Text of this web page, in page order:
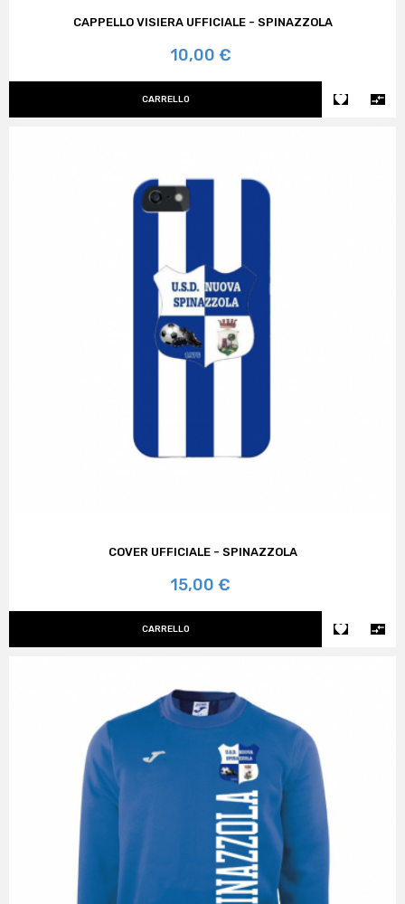
CAPPELLO VISIERA UFFICIALE - SPINAZZOLA
Prezzo
10,00 €
CARRELLO  
COVER UFFICIALE - SPINAZZOLA
Prezzo
15,00 €
CARRELLO  